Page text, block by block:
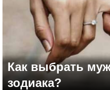
Как выбрать
зодиака?